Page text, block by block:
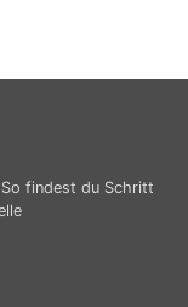
findest du Schritt